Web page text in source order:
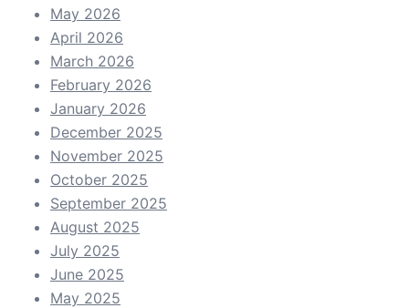
May 2026
April 2026
March 2026
February 2026
January 2026
December 2025
November 2025
October 2025
September 2025
August 2025
July 2025
June 2025
May 2025